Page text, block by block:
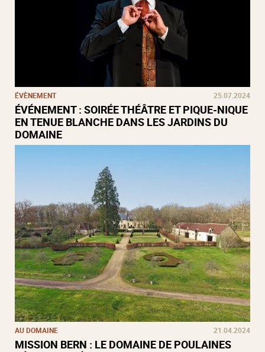
ÉVÈNEMENT 25.07.2024
ÉVÉNEMENT : SOIRÉE THÉÂTRE ET PIQUE-NIQUE
EN TENUE BLANCHE DANS LES JARDINS DU
DOMAINE
AU DOMAINE 21.04.2024
MISSION BERN : LE DOMAINE DE POULAINES